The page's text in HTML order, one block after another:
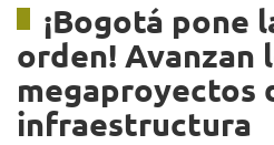
¡Bogotá pone
orden! Avanzan
megaproyectos
infraestructura